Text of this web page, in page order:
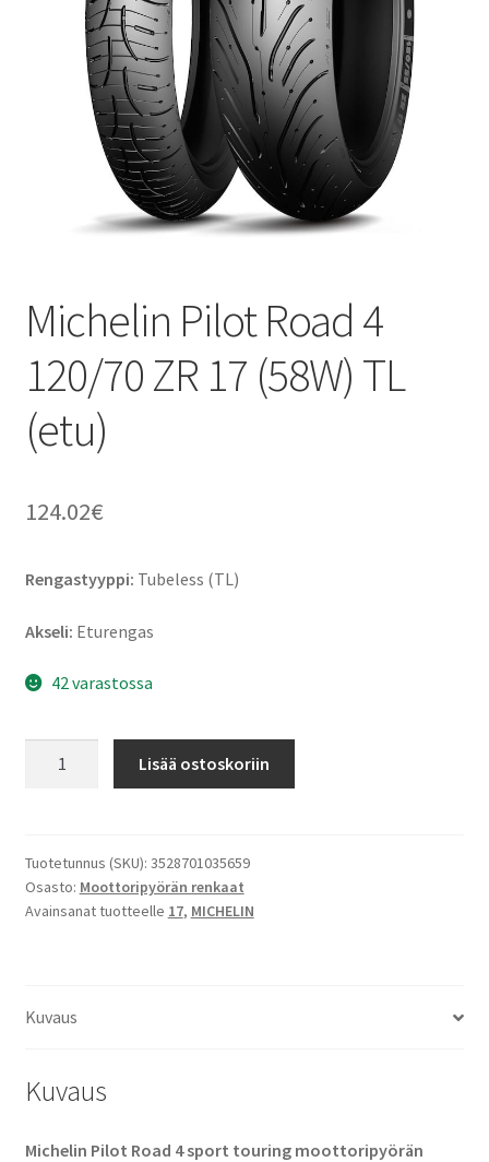
Michelin Pilot Road 4
120/70 ZR 17 (58W) TL
(etu)
124.02€
Rengastyyppi: Tubeless (TL)
Akseli: Eturengas
42 varastossa
120/70
ZR
17
määrä
Lisää ostoskoriin
Tuotetunnus (SKU): 3528701035659
Osasto: Moottoripyörän renkaat
Avainsanat tuotteelle 17, MICHELIN
Kuvaus
Kuvaus
Michelin Pilot Road 4 sport touring moottoripyörän